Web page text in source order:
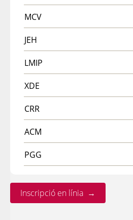
MCV
JEH
LMIP
XDE
CRR
ACM
PGG
Inscripció en línia →